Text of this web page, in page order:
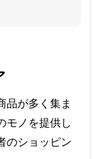
品が多く集ま
モノを提供し
のショッピン